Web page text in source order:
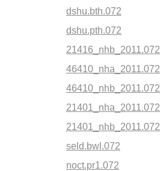
dshu.bth.072
dshu.pth.072
21416_nhb_2011.072
46410_nha_2011.072
46410_nhb_2011.072
21401_nha_2011.072
21401_nhb_2011.072
seld.bwl.072
noct.pr1.072